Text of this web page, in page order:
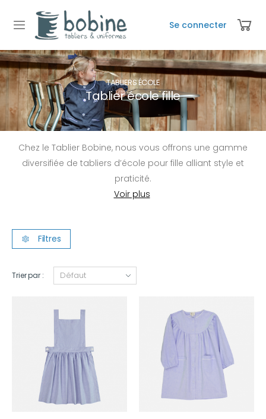
Se connecter
TABLIERS ÉCOLE
Tablier école fille
Chez le Tablier Bobine, nous vous offrons une gamme
diversifiée de tabliers d’école pour fille alliant style et
praticité.
Filtres
Trier par :